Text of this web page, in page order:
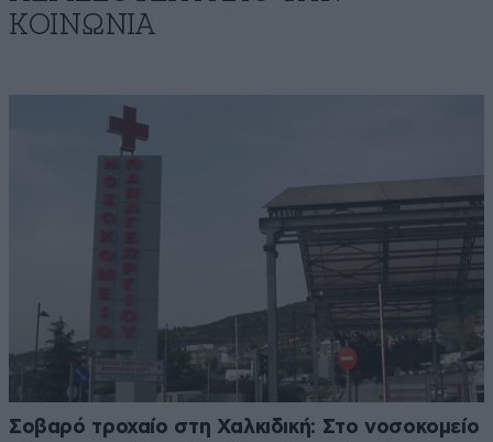
ΚΟΙΝΩΝΙΑ
Σοβαρό τροχαίο στη Χαλκιδική: Στο νοσοκομείο